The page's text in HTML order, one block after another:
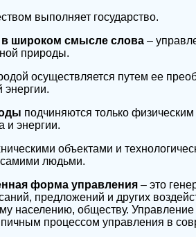
выполняет государство.
широком смысле слова –
природы.
осуществляется путем ее
энергии.
подчиняются только
и энергии.
объектами и
людьми.
форма управления – это
предложений и других
населению, обществу.
процессом управления в